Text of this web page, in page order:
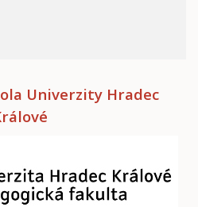
Univerzity Hradec